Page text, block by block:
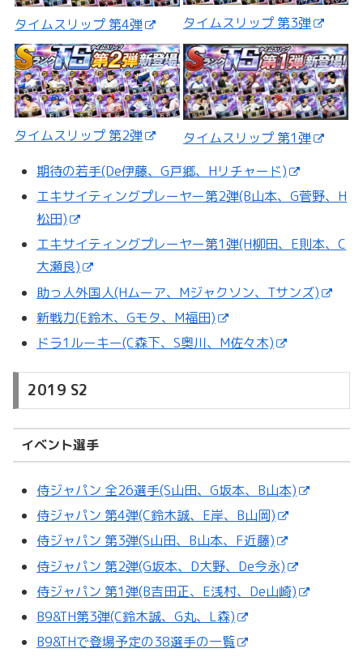
タイムスリップ 第4弾 タイムスリップ 第3弾
タイムスリップ 第2弾
タイムスリップ 第1弾
期待の若手(De伊藤、G戸郷、Hリチャード)
エキサイティングプレーヤー第2弾(B山本、G菅野、H
松田)
エキサイティングプレーヤー第1弾(H柳田、E則本、C
大瀬良)
助っ人外国人(Hムーア、Mジャクソン、Tサンズ)
新戦力(E鈴木、Gモタ、M福田)
ドラ1ルーキー(C森下、S奥川、M佐々木)
2019 S2
イベント選手
侍ジャパン 全26選手(S山田、G坂本、B山本)
侍ジャパン 第4弾(C鈴木誠、E岸、B山岡)
侍ジャパン 第3弾(S山田、B山本、F近藤)
侍ジャパン 第2弾(G坂本、D大野、De今永)
侍ジャパン 第1弾(B吉田正、E浅村、De山崎)
B9&TH第3弾(C鈴木誠、G丸、L森)
B9&THで登場予定の38選手の一覧